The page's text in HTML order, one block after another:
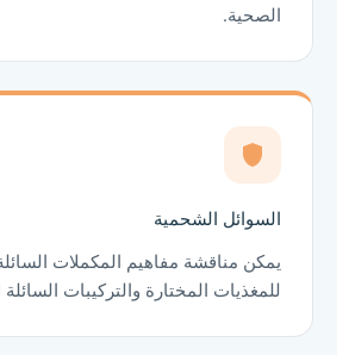
الصحية.
السوائل الشحمية
يمكن مناقشة مفاهيم المكملات
للمغذيات المختارة والتركيبات السائلة